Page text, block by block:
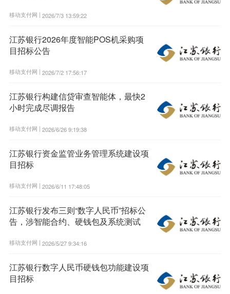
移动支付网 | 2026/7/3 13:59:22
江苏银行2026年度智能POS机采购项
目招标公告
移动支付网 | 2026/7/2 17:56:17
江苏银行构建信贷审查智能体，最快2
小时完成尽调报告
移动支付网 | 2026/6/26 9:19:38
江苏银行资金监管业务管理系统建设项
目招标
移动支付网 | 2026/6/11 17:48:05
江苏银行发布三则“数字人民币”招标公
告，涉智能合约、硬钱包及系统测试
移动支付网 | 2026/5/27 9:34:16
江苏银行数字人民币硬钱包功能建设项
目招标